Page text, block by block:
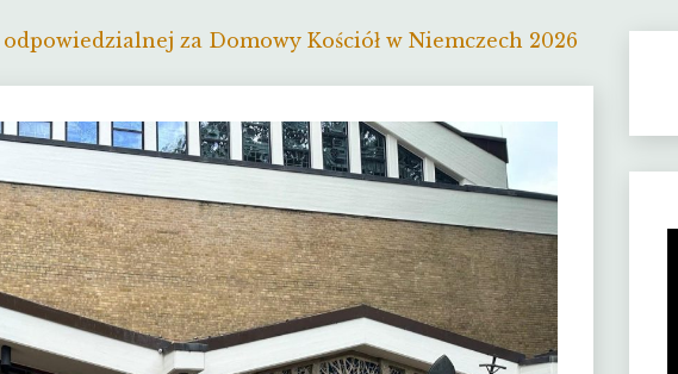
za Domowy Kościół w Niemczech 2026